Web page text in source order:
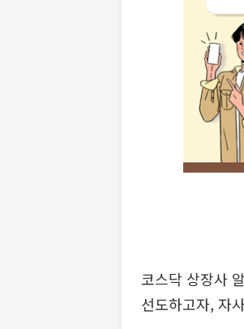
코스닥 상장사
선도하고자, 자